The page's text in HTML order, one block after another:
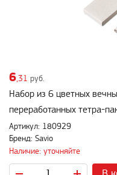
6,31 руб.
Набор из 6 цветных
переработанных тетра-
Артикул: 180929
Бренд: Savio
Наличие: уточняйте